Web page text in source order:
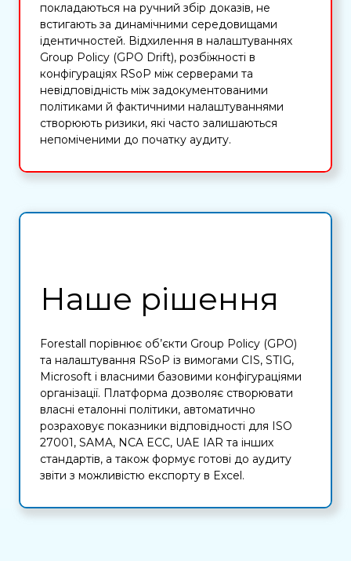
покладаються на ручний збір доказів, не
встигають за динамічними середовищами
ідентичностей. Відхилення в налаштуваннях
Group Policy (GPO Drift), розбіжності в
конфігураціях RSoP між серверами та
невідповідність між задокументованими
політиками й фактичними налаштуваннями
створюють ризики, які часто залишаються
непоміченими до початку аудиту.
Наше рішення
Forestall порівнює об’єкти Group Policy (GPO)
та налаштування RSoP із вимогами CIS, STIG,
Microsoft і власними базовими конфігураціями
організації. Платформа дозволяє створювати
власні еталонні політики, автоматично
розраховує показники відповідності для ISO
27001, SAMA, NCA ECC, UAE IAR та інших
стандартів, а також формує готові до аудиту
звіти з можливістю експорту в Excel.